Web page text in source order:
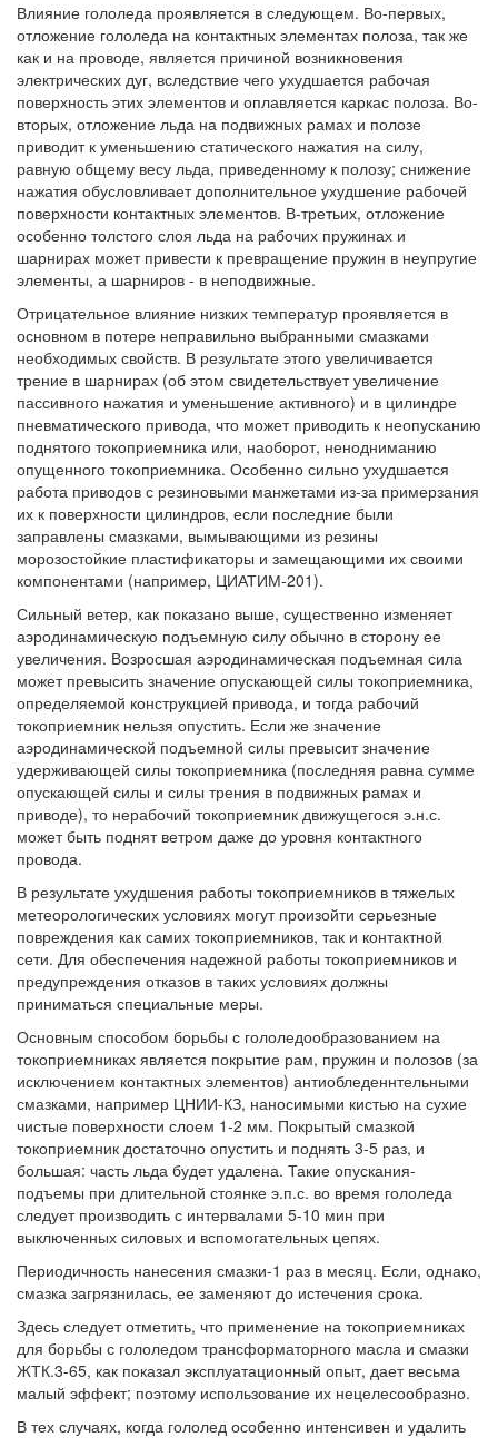
Влияние гололеда проявляется в следующем. Во-первых,
отложение гололеда на контактных элементах полоза, так же
как и на проводе, является причиной возникновения
электрических дуг, вследствие чего ухудшается рабочая
поверхность этих элементов и оплавляется каркас полоза. Во-
вторых, отложение льда на подвижных рамах и полозе
приводит к уменьшению статического нажатия на силу,
равную общему весу льда, приведенному к полозу; снижение
нажатия обусловливает дополнительное ухудшение рабочей
поверхности контактных элементов. В-третьих, отложение
особенно толстого слоя льда на рабочих пружинах и
шарнирах может привести к превращение пружин в неупругие
элементы, а шарниров - в неподвижные.
Отрицательное влияние низких температур проявляется в
основном в потере неправильно выбранными смазками
необходимых свойств. В результате этого увеличивается
трение в шарнирах (об этом свидетельствует увеличение
пассивного нажатия и уменьшение активного) и в цилиндре
пневматического привода, что может приводить к неопусканию
поднятого токоприемника или, наоборот, ненодниманию
опущенного токоприемника. Особенно сильно ухудшается
работа приводов с резиновыми манжетами из-за примерзания
их к поверхности цилиндров, если последние были
заправлены смазками, вымывающими из резины
морозостойкие пластификаторы и замещающими их своими
компонентами (например, ЦИАТИМ-201).
Сильный ветер, как показано выше, существенно изменяет
аэродинамическую подъемную силу обычно в сторону ее
увеличения. Возросшая аэродинамическая подъемная сила
может превысить значение опускающей силы токоприемника,
определяемой конструкцией привода, и тогда рабочий
токоприемник нельзя опустить. Если же значение
аэродинамической подъемной силы превысит значение
удерживающей силы токоприемника (последняя равна сумме
опускающей силы и силы трения в подвижных рамах и
приводе), то нерабочий токоприемник движущегося э.н.с.
может быть поднят ветром даже до уровня контактного
провода.
В результате ухудшения работы токоприемников в тяжелых
метеорологических условиях могут произойти серьезные
повреждения как самих токоприемников, так и контактной
сети. Для обеспечения надежной работы токоприемников и
предупреждения отказов в таких условиях должны
приниматься специальные меры.
Основным способом борьбы с гололедообразованием на
токоприемниках является покрытие рам, пружин и полозов (за
исключением контактных элементов) антиобледеннтельными
смазками, например ЦНИИ-КЗ, наносимыми кистью на сухие
чистые поверхности слоем 1-2 мм. Покрытый смазкой
токоприемник достаточно опустить и поднять 3-5 раз, и
большая: часть льда будет удалена. Такие опускания-
подъемы при длительной стоянке э.п.с. во время гололеда
следует производить с интервалами 5-10 мин при
выключенных силовых и вспомогательных цепях.
Периодичность нанесения смазки-1 раз в месяц. Если, однако,
смазка загрязнилась, ее заменяют до истечения срока.
Здесь следует отметить, что применение на токоприемниках
для борьбы с гололедом трансформаторного масла и смазки
ЖТК.3-65, как показал эксплуатационный опыт, дает весьма
малый эффект; поэтому использование их нецелесообразно.
В тех случаях, когда гололед особенно интенсивен и удалить